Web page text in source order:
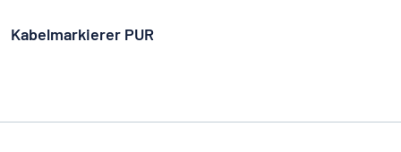
Kabelmarkierer PUR